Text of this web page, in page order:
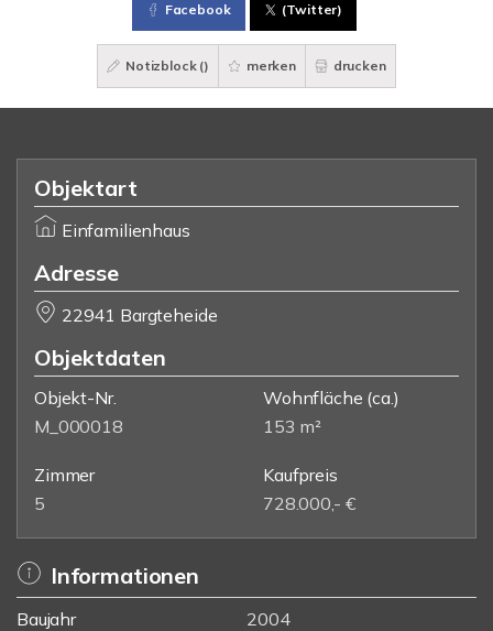
Facebook (Twitter)
Notizblock () merken drucken
Objektart
Einfamilienhaus
Adresse
22941 Bargteheide
Objektdaten
Objekt-Nr.
M_000018
Wohnfläche (ca.)
153 m²
Zimmer
5
Kaufpreis
728.000,- €
Informationen
Baujahr
2004